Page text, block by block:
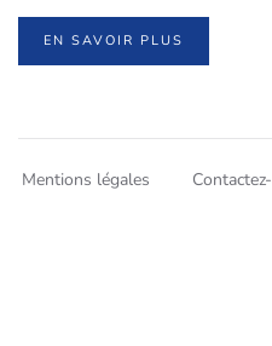
EN SAVOIR PLUS
Mentions légales